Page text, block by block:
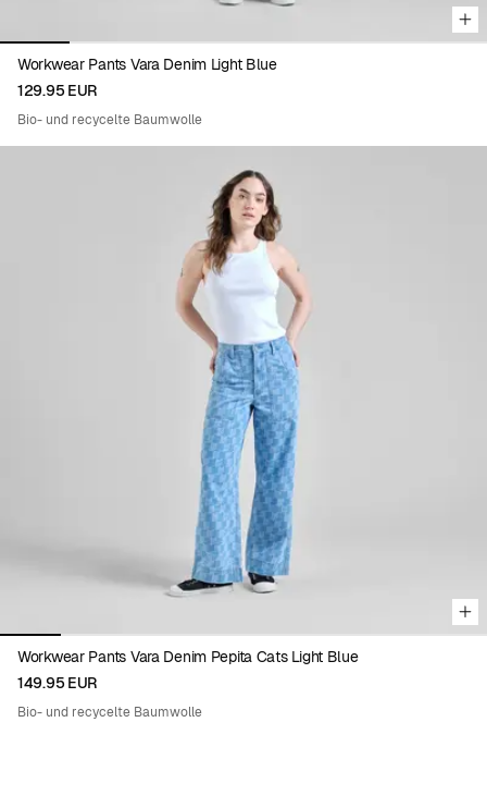
Workwear Pants Vara Denim Light Blue
129.95 EUR
Bio- und recycelte Baumwolle
Workwear Pants Vara Denim Pepita Cats Light Blue
149.95 EUR
Bio- und recycelte Baumwolle